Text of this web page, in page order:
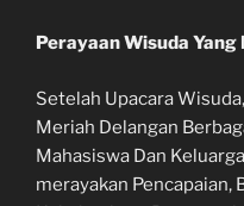
Perayaan Wisuda Yang
Setelah Upacara
Meriah Delangan
Mahasiswa Dan
merayakan Pencapaian,